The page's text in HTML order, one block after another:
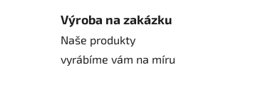
Výroba na zakázku
Naše produkty
vyrábíme vám na míru